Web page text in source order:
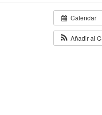
Calendar
Añadir al